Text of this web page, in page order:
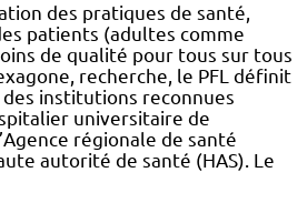
des pratiques de santé,
patients (adultes comme
de qualité pour tous sur tous
recherche, le PFL définit
institutions reconnues
universitaire de
régionale de santé
autorité de santé (HAS). Le